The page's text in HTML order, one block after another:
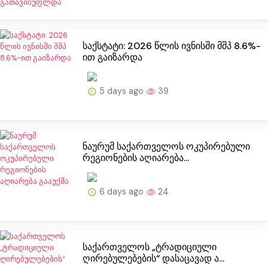
საქსტატი: 2026 წლის ივნისში მშპ 8.6%-
ით გაიზარდა
5 days ago 39
ნაურუმ საქართველოს ოკუპირებული
რეგიონების აღიარება...
6 days ago 24
საქართველოს „ტრადიციული
ღირებულებების“ დასაცავად ა...